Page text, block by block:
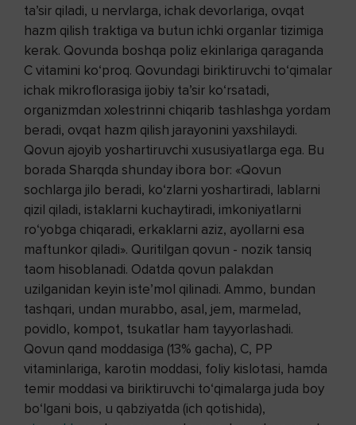
ta’sir qiladi, u nervlarga, ichak devorlariga, ovqat
hazm qilish traktiga va butun ichki organlar tizimiga
kerak. Qovunda boshqa poliz ekinlariga qaraganda
C vitamini ko‘proq. Qovundagi biriktiruvchi to‘qimalar
ichak mikroflorasiga ijobiy ta’sir ko‘rsatadi,
organizmdan xolestrinni chiqarib tashlashga yordam
beradi, ovqat hazm qilish jarayonini yaxshilaydi.
Qovun ajoyib yoshartiruvchi xususiyatlarga ega. Bu
borada Sharqda shunday ibora bor: «Qovun
sochlarga jilo beradi, ko‘zlarni yoshartiradi, lablarni
qizil qiladi, istaklarni kuchaytiradi, imkoniyatlarni
ro‘yobga chiqaradi, erkaklarni aziz, ayollarni esa
maftunkor qiladi». Quritilgan qovun - nozik tansiq
taom hisoblanadi. Odatda qovun palakdan
uzilganidan keyin iste’mol qilinadi. Ammo, bundan
tashqari, undan murabbo, asal, jem, marmelad,
povidlo, kompot, tsukatlar ham tayyorlashadi.
Qovun qand moddasiga (13% gacha), C, PP
vitaminlariga, karotin moddasi, foliy kislotasi, hamda
temir moddasi va biriktiruvchi to‘qimalarga juda boy
bo‘lgani bois, u qabziyatda (ich qotishida),